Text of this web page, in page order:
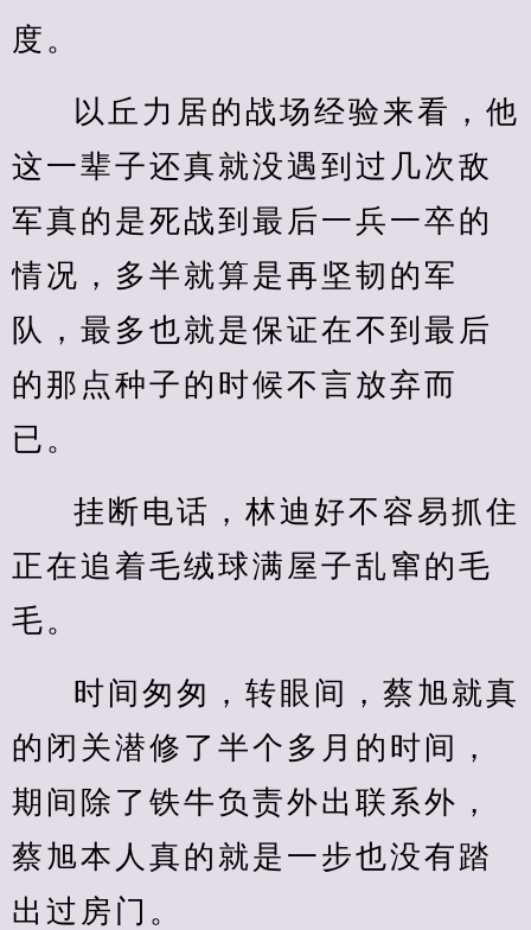
度。
以丘力居的战场经验来看，他
这一辈子还真就没遇到过几次敌
军真的是死战到最后一兵一卒的
情况，多半就算是再坚韧的军
队，最多也就是保证在不到最后
的那点种子的时候不言放弃而
已。
挂断电话，林迪好不容易抓住
正在追着毛绒球满屋子乱窜的毛
毛。
时间匆匆，转眼间，蔡旭就真
的闭关潜修了半个多月的时间，
期间除了铁牛负责外出联系外，
蔡旭本人真的就是一步也没有踏
出过房门。